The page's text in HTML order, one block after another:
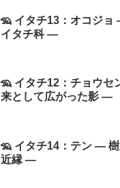
🦡 イタチ13：オコジョ
イタチ科 ―
🦡 イタチ12：チョウセ
来として広がった影 ―
🦡 イタチ14：テン ―
近縁 ―